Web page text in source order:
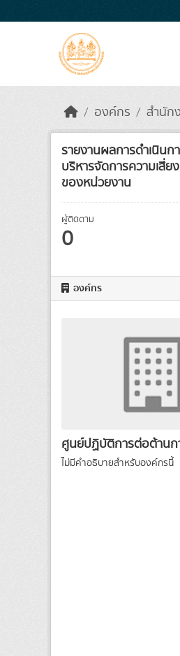
องค์กร สำนัก
รายงานผลการดำเนินก
บริหารจัดการความเสี่ย
ของหน่วยงาน
ผู้ติดตาม
0
องค์กร
ศูนย์ปฏิบัติการต่อต้านก
ไม่มีคำอธิบายสำหรับองค์กรนี้